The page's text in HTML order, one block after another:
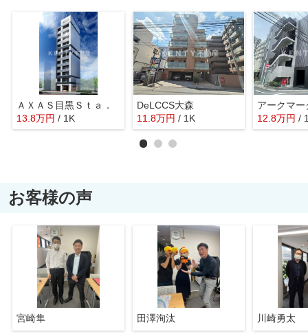
ＡＸＡＳ目黒Ｓｔａ．
13.8万円 / 1K
DeLCCS大森
11.8万円 / 1K 12.8万円 /
お客様の声
宮崎隼 田澤洵汰 川崎勇太